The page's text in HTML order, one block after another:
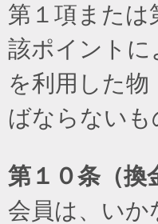
第１項また
該ポイント
を利用した
ばならないも
第１０条（換
会員は、い